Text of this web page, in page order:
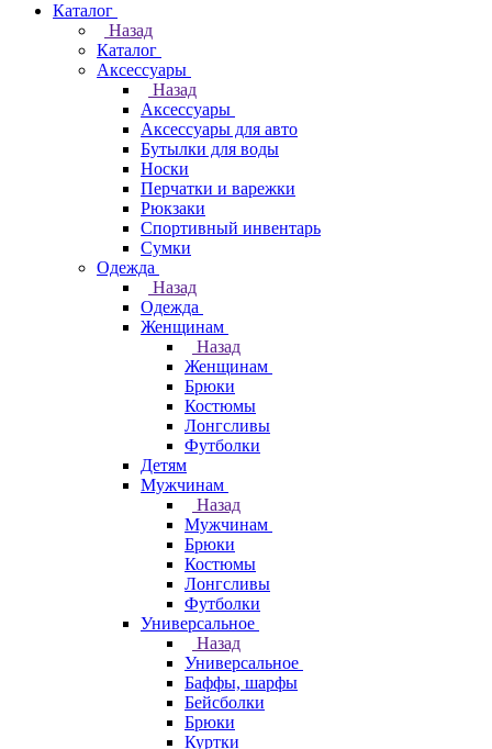
Каталог
Назад
Каталог
Аксессуары
Назад
Аксессуары
Аксессуары для авто
Бутылки для воды
Носки
Перчатки и варежки
Рюкзаки
Спортивный инвентарь
Сумки
Одежда
Назад
Одежда
Женщинам
Назад
Женщинам
Брюки
Костюмы
Лонгсливы
Футболки
Детям
Мужчинам
Назад
Мужчинам
Брюки
Костюмы
Лонгсливы
Футболки
Универсальное
Назад
Универсальное
Баффы, шарфы
Бейсболки
Брюки
Куртки